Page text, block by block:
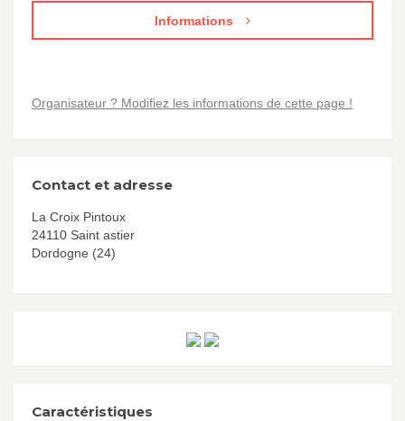
Informations
Organisateur ? Modifiez les informations de cette page !
Contact et adresse
La Croix Pintoux
24110 Saint astier
Dordogne (24)
Caractéristiques